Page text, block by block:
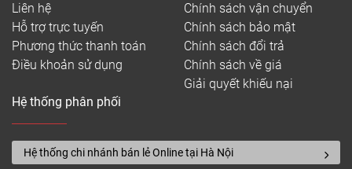
Liên hệ
Hỗ trợ trực tuyến
Phương thức thanh toán
Điều khoản sử dụng
Chính sách vận chuyển
Chính sách bảo mật
Chính sách đổi trả
Chính sách về giá
Giải quyết khiếu nại
Hệ thống phân phối
Hệ thống chi nhánh bán lẻ Online tại Hà Nội